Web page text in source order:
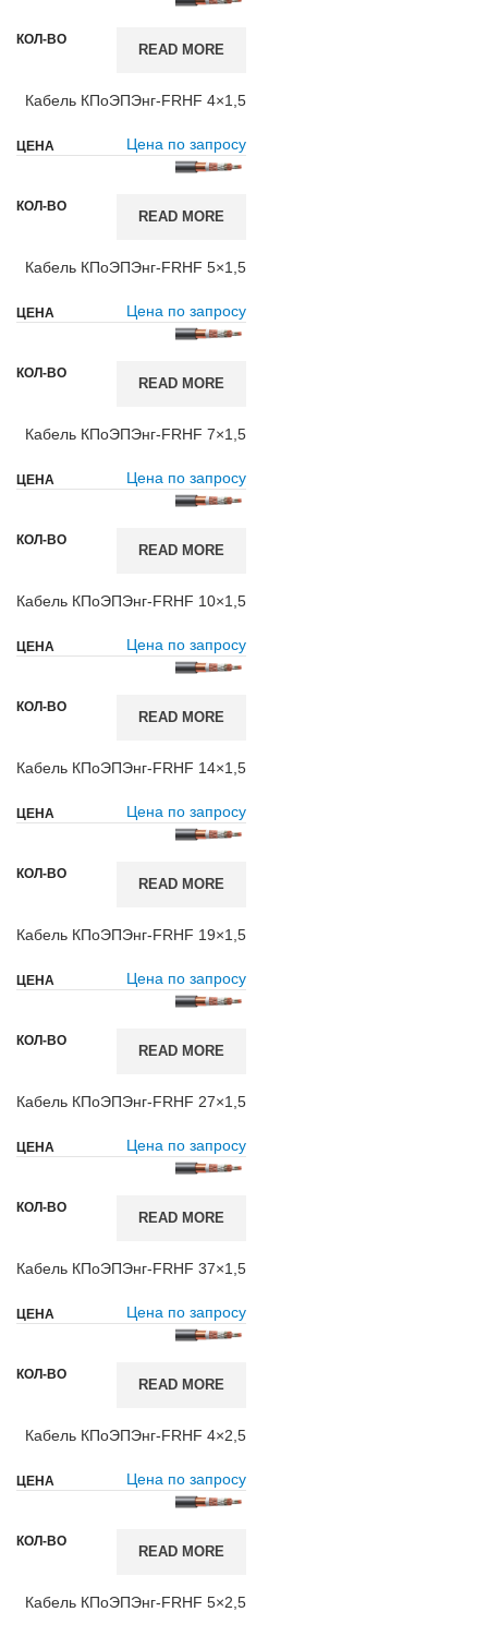
READ MORE
Кабель КПоЭПЭнг-FRHF 4×1,5
Цена по запросу
READ MORE
Кабель КПоЭПЭнг-FRHF 5×1,5
Цена по запросу
READ MORE
Кабель КПоЭПЭнг-FRHF 7×1,5
Цена по запросу
READ MORE
Кабель КПоЭПЭнг-FRHF 10×1,5
Цена по запросу
READ MORE
Кабель КПоЭПЭнг-FRHF 14×1,5
Цена по запросу
READ MORE
Кабель КПоЭПЭнг-FRHF 19×1,5
Цена по запросу
READ MORE
Кабель КПоЭПЭнг-FRHF 27×1,5
Цена по запросу
READ MORE
Кабель КПоЭПЭнг-FRHF 37×1,5
Цена по запросу
READ MORE
Кабель КПоЭПЭнг-FRHF 4×2,5
Цена по запросу
READ MORE
Кабель КПоЭПЭнг-FRHF 5×2,5